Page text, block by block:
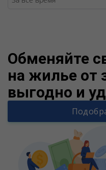
Обменяйте
на жилье от
выгодно и